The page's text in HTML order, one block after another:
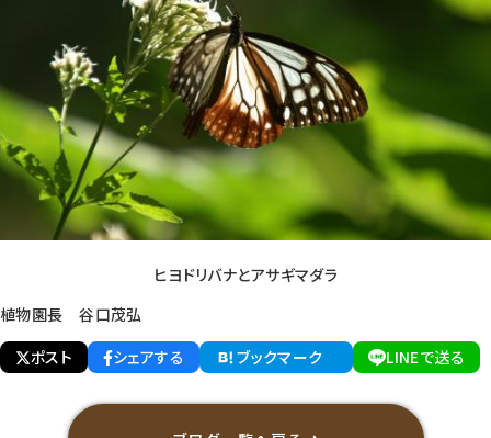
ヒヨドリバナとアサギマダラ
植物園長 谷口茂弘
ポスト
シェアする ブックマーク LINEで送る